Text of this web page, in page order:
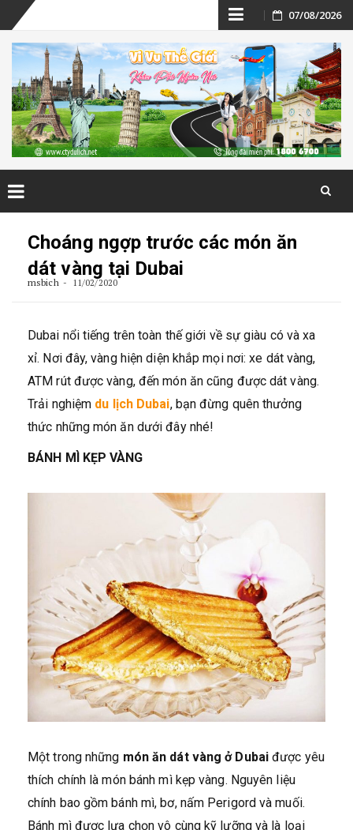
Skip
to
content
07/08/2026
Choáng ngợp trước các món ăn
dát vàng tại Dubai
msbich 11/02/2020
Dubai nổi tiếng trên toàn thế giới về sự giàu có và xa
xỉ. Nơi đây, vàng hiện diện khắp mọi nơi: xe dát vàng,
ATM rút được vàng, đến món ăn cũng được dát vàng.
Trải nghiệm du lịch Dubai, bạn đừng quên thưởng
thức những món ăn dưới đây nhé!
BÁNH MÌ KẸP VÀNG
Một trong những món ăn dát vàng ở Dubaiđược yêu
thích chính là món bánh mì kẹp vàng. Nguyên liệu
chính bao gồm bánh mì, bơ, nấm Perigord và muối.
Bánh mì được lựa chọn vô cùng kỹ lưỡng và là loại